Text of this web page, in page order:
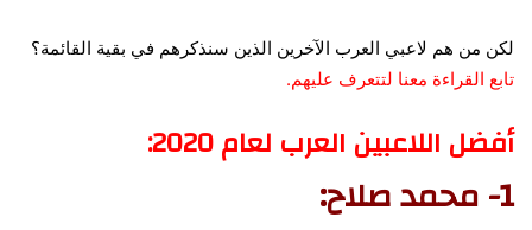
لكن من هم لاعبي العرب الآخرين الذين سنذكرهم في بقية القائمة؟
تابع القراءة معنا لتتعرف عليهم.
أفضل اللاعبين العرب لعام 2020:
1- محمد صلاح: